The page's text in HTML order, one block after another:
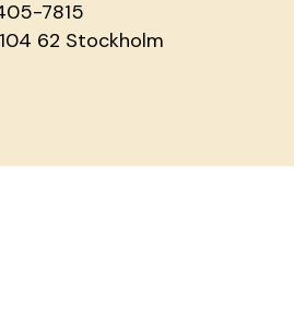
7815
62 Stockholm